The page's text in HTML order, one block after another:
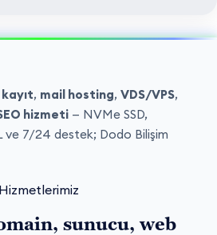
, mail hosting, VDS/VPS,
hizmeti — NVMe SSD,
ve 7/24 destek; Dodo Bilişim
Hizmetlerimiz
sunucu, web